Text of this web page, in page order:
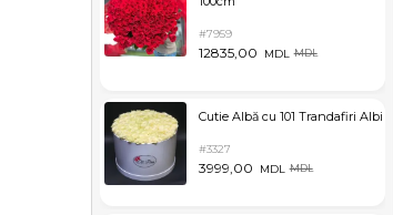
#7959
12835,00 MDL MDL
Cutie Albă cu 101 Trandafiri Albi
#3327
3999,00 MDL MDL